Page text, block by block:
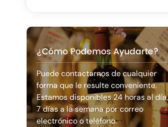
¿Cómo Podemos Ayudarte?
Puede contactarnos de cualquier
forma que le resulte conveniente.
Estamos disponibles 24 horas al día,
7 días a la semana por correo
electrónico o teléfono.